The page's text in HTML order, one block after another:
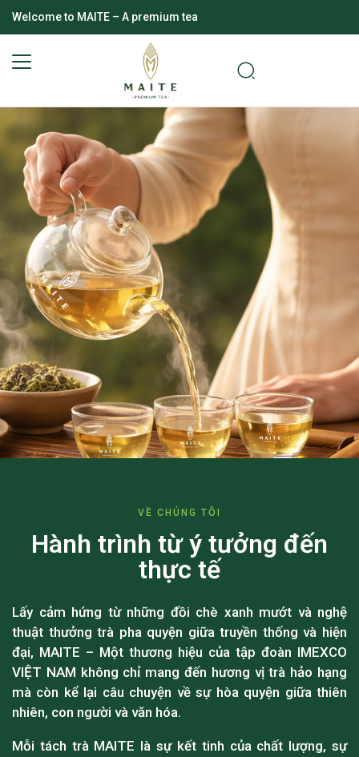
Welcome to MAITE – A premium tea
VỀ CHÚNG TÔI
Hành trình từ ý tưởng đến
thực tế
Lấy cảm hứng từ những đồi chè xanh mướt và nghệ
thuật thưởng trà pha quyện giữa truyền thống và hiện
đại, MAITE – Một thương hiệu của tập đoàn IMEXCO
VIỆT NAM không chỉ mang đến hương vị trà hảo hạng
mà còn kể lại câu chuyện về sự hòa quyện giữa thiên
nhiên, con người và văn hóa.
Mỗi tách trà MAITE là sự kết tinh của chất lượng, sự